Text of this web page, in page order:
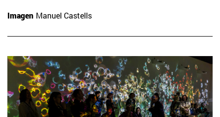
Imagen Manuel Castells